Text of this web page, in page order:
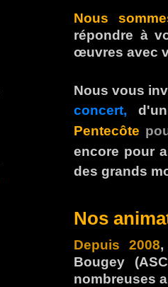
Nous
répondre à
œuvres avec
Nous vous
concert,
Pentecôte
encore pour
des grands
Nos
Depuis 2008,
Bougey
nombreuses